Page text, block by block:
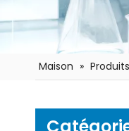
Maison »